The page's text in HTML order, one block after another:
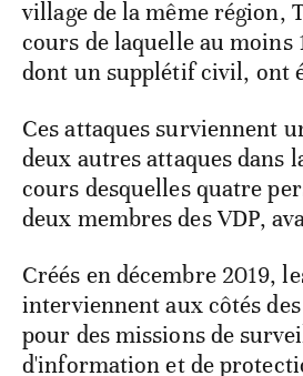
village de la même région,
cours de laquelle au moins
dont un supplétif civil, ont
Ces attaques surviennent
deux autres attaques dans
cours desquelles quatre
deux membres des VDP,
Créés en décembre 2019,
interviennent aux côtés
pour des missions de
d'information et de